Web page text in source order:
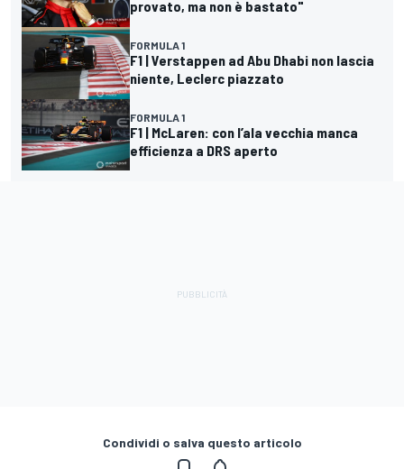
provato, ma non è bastato"
FORMULA 1
F1 | Verstappen ad Abu Dhabi non lascia
niente, Leclerc piazzato
FORMULA 1
F1 | McLaren: con l’ala vecchia manca
efficienza a DRS aperto
Condividi o salva questo articolo